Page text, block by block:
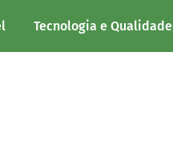
Tecnologia e Qualidade
un.